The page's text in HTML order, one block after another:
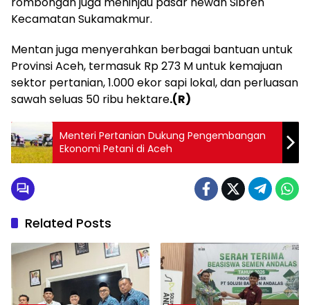
Kecamatan Sukamakmur.
Mentan juga menyerahkan berbagai bantuan untuk
Provinsi Aceh, termasuk Rp 273 M untuk kemajuan
sektor pertanian, 1.000 ekor sapi lokal, dan perluasan
sawah seluas 50 ribu hektare.(R)
Menteri Pertanian Dukung Pengembangan
Ekonomi Petani di Aceh
Related Posts